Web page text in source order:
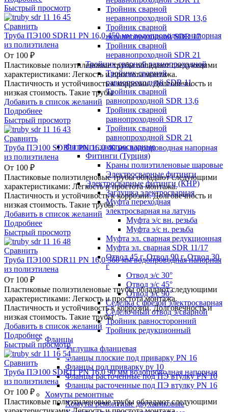
Тройник сварной
неравнопроходной SDR 13,6
Тройник сварной
неравнопроходной SDR 17
Тройник сварной
неравнопроходной SDR 21
Тройник сварной равнопроходной
Тройник сварной
равнопроходной SDR 11
Тройник сварной
равнопроходной SDR 13,6
Тройник сварной
равнопроходной SDR 17
Тройник сварной
равнопроходной SDR 21
Фитинги электросварные
Фитинги (Турция)
Краны полиэтиленовые шаровые
Электросварные фитинги
Электросварные фитинги (КНР)
Заглушка электросварная
Муфта переходная
электросварная на латунь
Муфта э/с вн. резьба
Муфта э/с н. резьба
Муфта эл. cварная редукционная
Муфта эл. сварная SDR 11/17
Отвод 45 г, Отвод 90 г, Отвод 30
г
Отвод э/с 30°
Отвод э/с 45°
Отвод э/с 90°
Седелка с фрезой электросварная
Седелочный отвод э/сварной
Тройник равносторонний
Тройник редукционный
Фланцы
Заглушка фланцевая
Фланцы плоские под приварку PN 16
Фланцы под приварку ру 10
Фланцы расточенные под ПЭ втулку PN 10
Фланцы расточенные под ПЭ втулку PN 16
Хомуты ремонтные
Хомуты ремонтные двухзамковые
Быстрый просмотр
Сравнить
Труба ПЭ100 SDR11 PN 16,0 450 мм водопроводная напорная
из полиэтилена
От 100 ₽
Пластиковые полиэтиленовые трубы обладают следующими
характеристиками: Легкость и простота монтажа.
Пластичность и устойчивость к коррозии. Долговечность и
низкая стоимость. Такие трубы
Добавить в список желаний
Подробнее
Быстрый просмотр
Сравнить
Труба ПЭ100 SDR11 PN 16,0 40 мм водопроводная напорная
из полиэтилена
От 100 ₽
Пластиковые полиэтиленовые трубы обладают следующими
характеристиками: Легкость и простота монтажа.
Пластичность и устойчивость к коррозии. Долговечность и
низкая стоимость. Такие трубы
Добавить в список желаний
Подробнее
Быстрый просмотр
Сравнить
Труба ПЭ100 SDR11 PN 16,0 560 мм водопроводная напорная
из полиэтилена
От 100 ₽
Пластиковые полиэтиленовые трубы обладают следующими
характеристиками: Легкость и простота монтажа.
Пластичность и устойчивость к коррозии. Долговечность и
низкая стоимость. Такие трубы
Добавить в список желаний
Подробнее
Быстрый просмотр
Сравнить
Труба ПЭ100 SDR11 PN 16,0 90 мм водопроводная напорная
из полиэтилена
От 100 ₽
Пластиковые полиэтиленовые трубы обладают следующими